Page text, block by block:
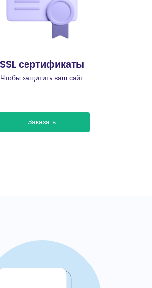
SSL сертификаты
Чтобы защитить ваш сайт
Заказать